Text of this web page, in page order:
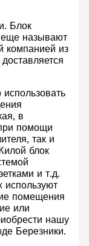
Блок
еще называют
компанией из
в
помощи
так и
блок
и т.д.
помещения
или
нашу
Березники.